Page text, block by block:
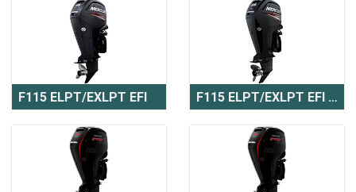
F115 ELPT/EXLPT EFI F115 ELPT/EXLPT EFI CT